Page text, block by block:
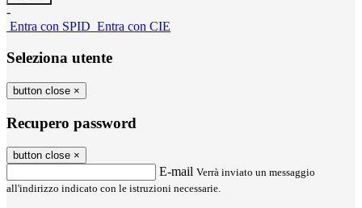
-
Entra con SPID Entra con CIE
Seleziona utente
button close ×
Recupero password
button close ×
E-mail Verrà inviato un messaggio
all'indirizzo indicato con le istruzioni necessarie.